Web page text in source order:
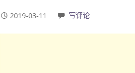
2019-03-11 写评论